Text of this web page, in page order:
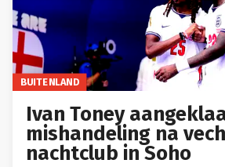
BUITENLAND
Ivan Toney
mishandeling na
nachtclub in Soho